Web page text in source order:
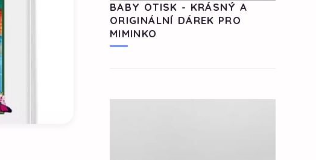
BABY OTISK - KRÁSNÝ A
ORIGINÁLNÍ DÁREK PRO
MIMINKO